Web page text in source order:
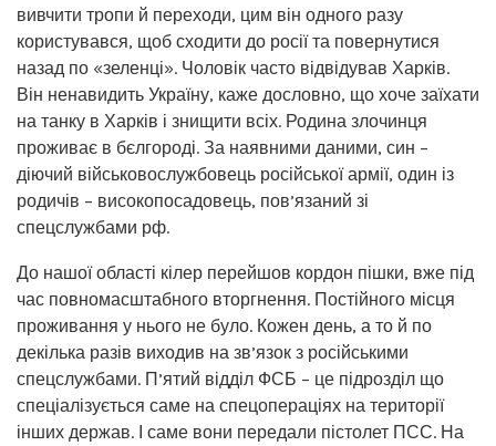
вивчити тропи й переходи, цим він одного разу
користувався, щоб сходити до росії та повернутися
назад по «зеленці». Чоловік часто відвідував Харків.
Він ненавидить Україну, каже дословно, що хоче заїхати
на танку в Харків і знищити всіх. Родина злочинця
проживає в бєлгороді. За наявними даними, син –
діючий військовослужбовець російської армії, один із
родичів – високопосадовець, пов’язаний зі
спецслужбами рф.
До нашої області кілер перейшов кордон пішки, вже під
час повномасштабного вторгнення. Постійного місця
проживання у нього не було. Кожен день, а то й по
декілька разів виходив на зв’язок з російськими
спецслужбами. П’ятий відділ ФСБ – це підрозділ що
спеціалізується саме на спецопераціях на території
інших держав. І саме вони передали пістолет ПСС. На